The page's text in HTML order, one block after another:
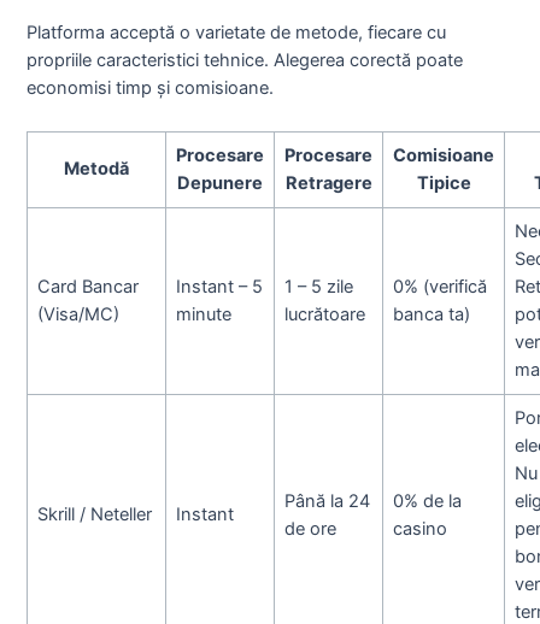
Platforma acceptă o varietate de metode, fiecare cu
propriile caracteristici tehnice. Alegerea corectă poate
economisi timp și comisioane.
Metodă
Procesare
Depunere
Procesare
Retragere
Comisioane
Tipice
Card Bancar
(Visa/MC)
Instant – 5
minute
1 – 5 zile
lucrătoare
0% (verifică
banca ta)
Skrill / Neteller Instant
Până la 24
de ore
0% de la
casino